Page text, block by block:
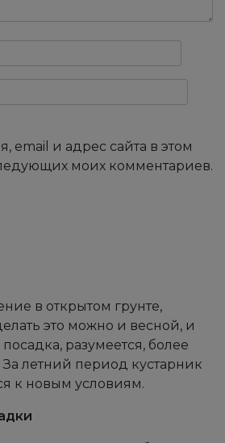
email и адрес сайта в этом
моих комментариев.
в открытом грунте,
это можно и весной, и
разумеется, более
За летний период кустарник
к новым условиям.